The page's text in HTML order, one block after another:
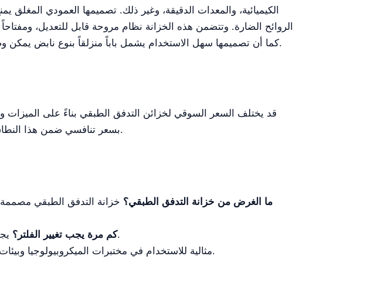
الكيميائية، والمعدات الدقيقة، وغير ذلك. تصميمها العمودي
الروائح الضارة. وتتضمن هذه الخزانة نظام مروحة قابل للتعديل،
كما أن تصميمها سهل الاستخدام يشمل باباً منزلقاً بنوع نابض يمكن وضعه حسب الحاجة للراحة، وتفتح الغطاء الأمامي بسهولة لاستبدال الفلتر والمكونات.
قد يختلف السعر السوقي لخزائن التدفق الطبقي بناءً على الميزات والمواصفات.
بسعر تنافسي ضمن هذا النطاق، مما يضمن لك قيمة استثنائية لمنتج عالي الجودة.
ما الغرض من خزانة التدفق الطبقي؟ خزانة التدفق الطبقي
كم مرة يجب تغيير الفلتر؟يجب فحص الفلتر بانتظام واستبداله سنوياً أو وفق الحاجة استناداً إلى الاستخدام.
مثالية للاستخدام في مختبرات الميكروبيولوجيا وبيئات حساسة أخرى.